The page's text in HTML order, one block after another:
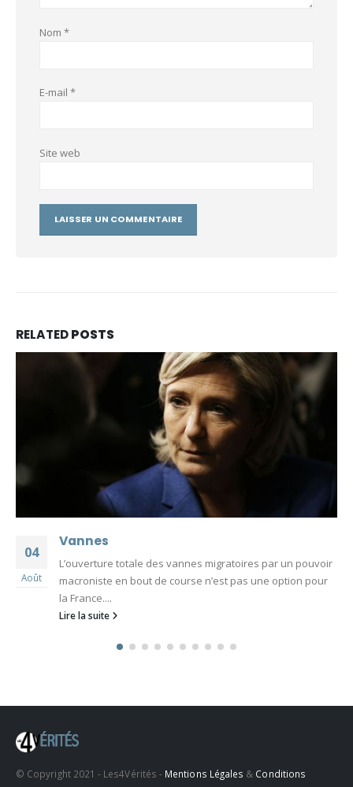
Nom *
E-mail *
Site web
RELATEDPOSTS
04
Août
Vannes
L’ouverture totale des vannes migratoires par un pouvoir
macroniste en bout de course n’est pas une option pour
la France....
Lire la suite
© Copyright 2021 - Les4Vérités - Mentions Légales & Conditions